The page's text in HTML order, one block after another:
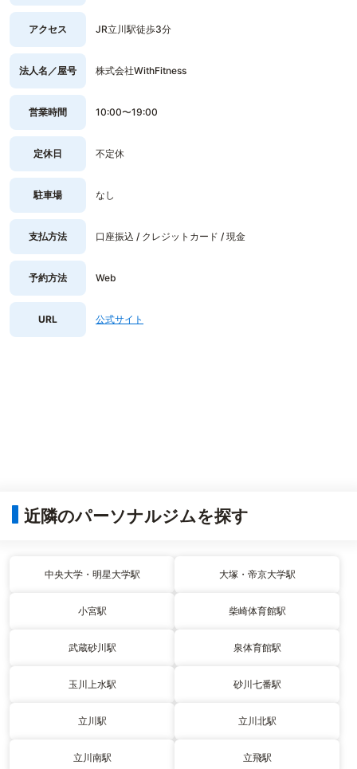
アクセス JR立川駅徒歩3分
法人名／屋号 株式会社WithFitness
営業時間 10:00〜19:00
定休日 不定休
駐車場 なし
支払方法 口座振込 / クレジットカード / 現金
予約方法 Web
URL 公式サイト
近隣のパーソナルジムを探す
中央大学・明星大学駅 大塚・帝京大学駅
小宮駅 柴崎体育館駅
武蔵砂川駅 泉体育館駅
玉川上水駅 砂川七番駅
立川駅 立川北駅
立川南駅 立飛駅